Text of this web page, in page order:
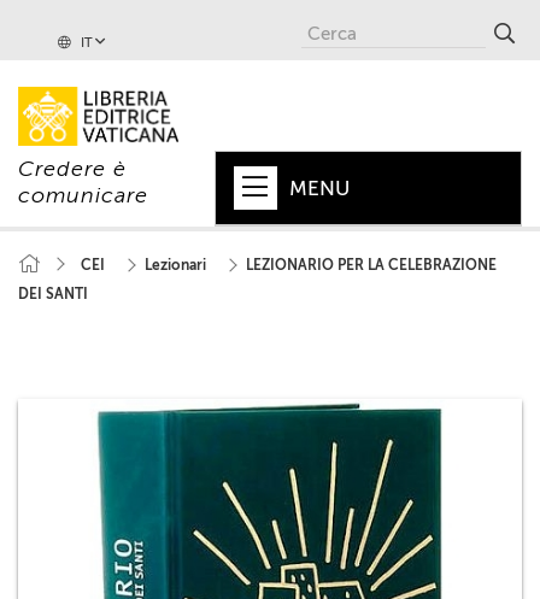
IT
Credere è
comunicare
MENU
CHIESA
COLLANE
RIVISTE
CEI Lezionari
LEZIONARIO PER LA CELEBRAZIONE
DEI SANTI